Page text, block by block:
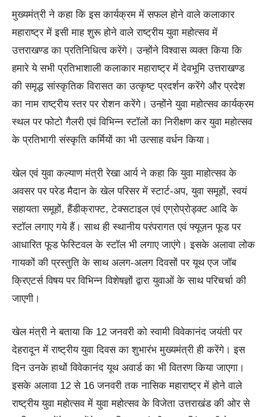
मुख्यमंत्री ने कहा कि इस कार्यक्रम में सफल होने वाले कलाकार
महाराष्ट्र में इसी माह शुरू होने वाले राष्ट्रीय युवा महोत्सव में
उत्तराखण्ड का प्रतिनिधित्व करेंगे। उन्होंने विश्वास व्यक्त किया कि
हमारे ये सभी प्रतिभाशाली कलाकार महाराष्ट्र में देवभूमि उत्तराखण्ड
की समृद्ध सांस्कृतिक विरासत का उत्कृष्ट प्रदर्शन करेंगे और प्रदेश
का नाम राष्ट्रीय स्तर पर रोशन करेंगे। उन्होंने युवा महोत्सव कार्यक्रम
स्थल पर फोटो गैलरी एवं विभिन्न स्टॉलों का निरीक्षण कर युवा महोत्सव
के प्रतिभागी संस्कृति कर्मियों का भी उत्साह वर्धन किया।
खेल एवं युवा कल्याण मंत्री रेखा आर्य ने कहा कि युवा माहोत्सव के
अवसर पर परेड मैदान के खेल परिसर में स्टार्ट-अप, युवा समूहों, स्वयं
सहायता समूहों, हैंडीक्राफ्ट, टेक्सटाइल एवं एग्रोप्रोड्क्ट आदि के
स्टॉल लगाए गये हैं। साथ ही स्थानीय परंपरागत एवं फ्यूज़न फूड पर
आधारित फूड फेस्टिवल के स्टॉल भी लगाए जाएंगे। इसके अलावा लोक
गायकों की प्रस्तुति के साथ अलग-अलग दिवसों पर यूथ एज जॉब
क्रिएटर्स विषय पर विभिन्न विशेषज्ञों द्वारा युवाओं के साथ परिचर्चा की
जाएगी।
खेल मंत्री ने बताया कि 12 जनवरी को स्वामी विवेकानंद जयंती पर
देहरादून में राष्ट्रीय युवा दिवस का शुभारंभ मुख्यमंत्री ही करेंगे। इस
दिन उनके हाथों विवेकानंद यूथ अवार्ड का भी वितरण किया जाएगा।
इसके अलावा 12 से 16 जनवरी तक नासिक महाराष्ट्र में होने वाले
राष्ट्रीय युवा महोत्सव में युवा महोत्सव के विजेता उत्तराखंड की ओर से